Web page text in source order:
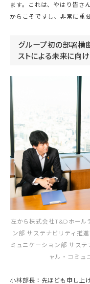
ます。これは、やはり皆さ
からこそですし、非常に重
グループ初の部署横
ストによる未来に向
左から株式会社T&Dホール
ン部 サステナビリティ推
ミュニケーション部 サス
ャル・コミュ
小林部長：先ほども申し上